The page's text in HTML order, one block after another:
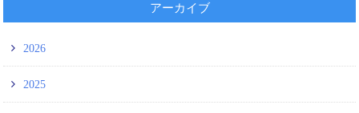
アーカイブ
2026
2025